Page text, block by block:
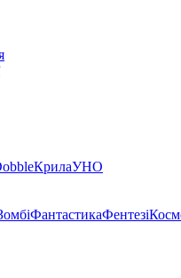
КрилаУНО
ФантастикаФентезі